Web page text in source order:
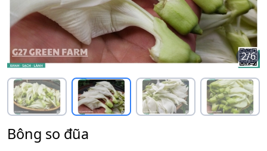
2/6
Bông so đũa